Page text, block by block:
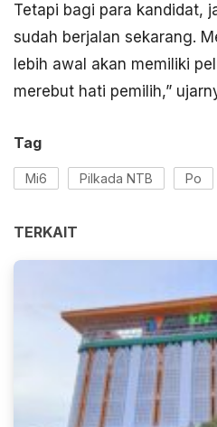
Tetapi bagi para kandidat,
sudah berjalan sekarang.
lebih awal akan memiliki
merebut hati pemilih,”
Tag
Mi6 Pilkada NTB Po
TERKAIT